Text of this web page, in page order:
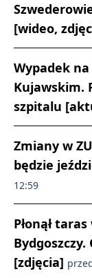
[wideo,
Wypadek
Kujawskim.
szpitalu
Zmiany w
będzie
12:59
Płonął
[zdjęcia]